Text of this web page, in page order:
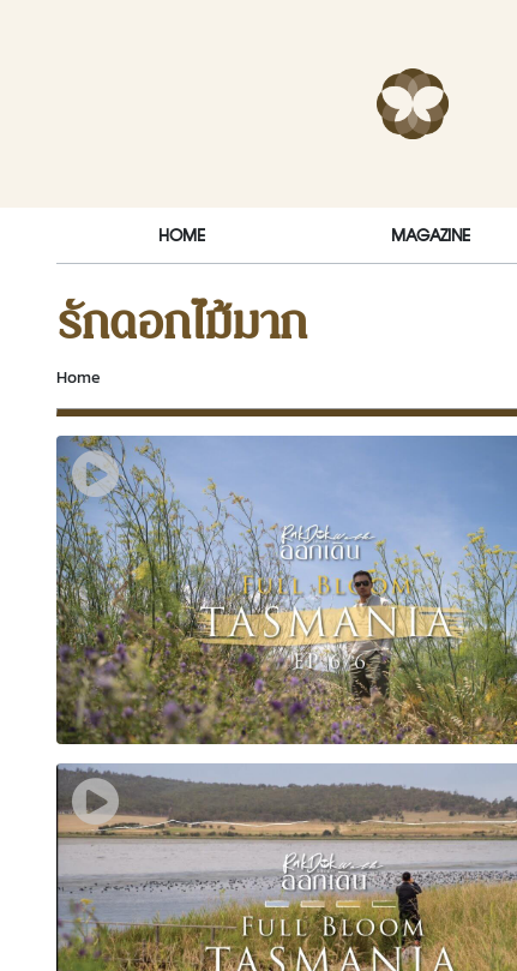
HOME MAGAZINE
รักดอกไม้มาก
Home